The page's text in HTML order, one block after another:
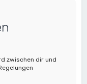
zwischen dir und